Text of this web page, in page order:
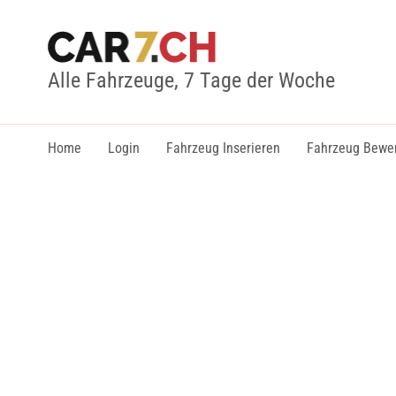
Alle Fahrzeuge, 7 Tage der Woche
Home Login Fahrzeug Inserieren Fahrzeug